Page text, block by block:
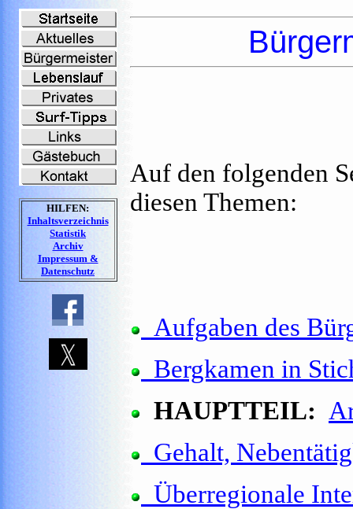
HILFEN:
Inhaltsverzeichnis
Statistik
Archiv
Impressum &
Datenschutz
Auf den folgenden
diesen Themen:
Aufgaben des
Bergkamen in
HAUPTTEIL:
Gehalt,
Überregionale